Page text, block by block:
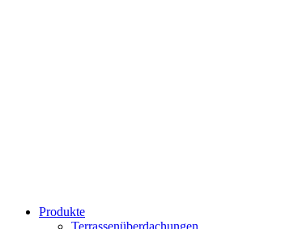
Produkte
Terrassenüberdachungen